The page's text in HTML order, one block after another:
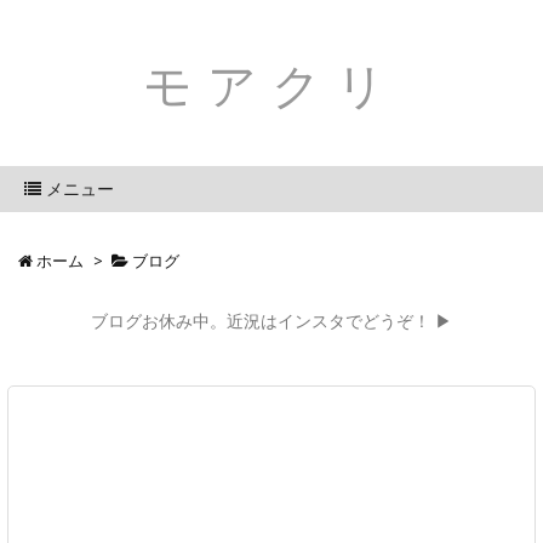
モアクリ
メニュー
ホーム > ブログ
ブログお休み中。近況はインスタでどうぞ！ ▶